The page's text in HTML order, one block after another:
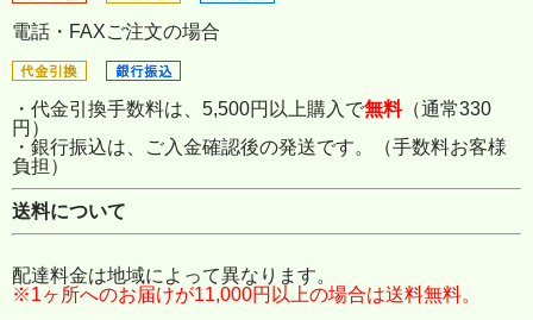
電話・FAXご注文の場合
・代金引換手数料は、5,500円以上購入で無料（通常330
円）
・銀行振込は、ご入金確認後の発送です。（手数料お客様
負担）
送料について
配達料金は地域によって異なります。
※1ヶ所へのお届けが11,000円以上の場合は送料無料。